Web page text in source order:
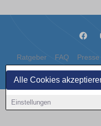
Alle Cookies
Einstellungen
Ratgeber FAQ Presse
Copyright © 2000 - 2026 | 1A